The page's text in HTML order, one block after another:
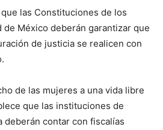
las Constituciones de los
de México deberán garantizar que
de justicia se realicen con
de las mujeres a una vida libre
que las instituciones de
deberán contar con fiscalías